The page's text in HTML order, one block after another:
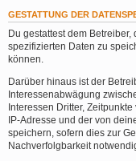
GESTATTUNG DER
Du gestattest dem
spezifizierten Daten zu
können.
Darüber hinaus ist der
Interessenabwägung
Interessen Dritter,
IP-Adresse und der von
speichern, sofern dies zur
Nachverfolgbarkeit